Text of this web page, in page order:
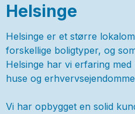
Helsinge
Helsinge er et større
forskellige boligtyper, og
Helsinge har vi erfaring
huse og
Vi har opbygget en solid